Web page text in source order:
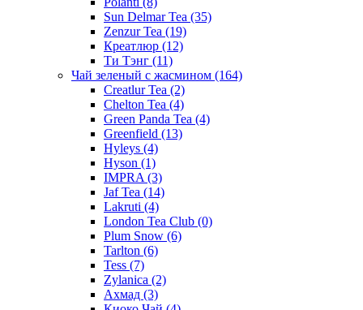
Sun Delmar Tea (35)
Zenzur Tea (19)
Креатлюр (12)
Ти Тэнг (11)
Чай зеленый с жасмином (164)
Creatlur Tea (2)
Chelton Tea (4)
Green Panda Tea (4)
Greenfield (13)
Hyleys (4)
Hyson (1)
IMPRA (3)
Jaf Tea (14)
Lakruti (4)
London Tea Club (0)
Plum Snow (6)
Tarlton (6)
Tess (7)
Zylanica (2)
Ахмад (3)